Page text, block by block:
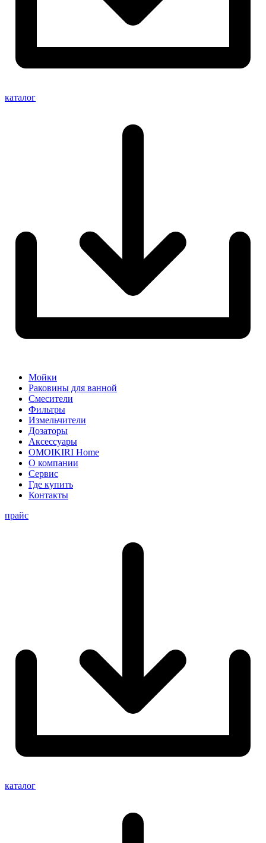
каталог
Мойки
Раковины для ванной
Смесители
Фильтры
Измельчители
Дозаторы
Аксессуары
OMOIKIRI Home
О компании
Сервис
Где купить
Контакты
прайс
каталог